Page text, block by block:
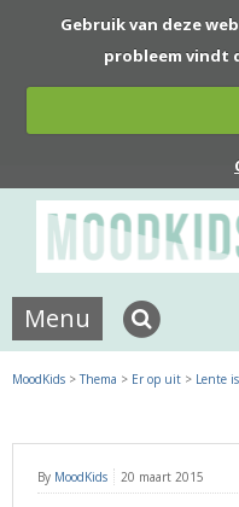
Gebruik van deze
probleem vindt
Menu
MoodKids >Thema > Er op uit > Lente
By MoodKids 20 maart 2015